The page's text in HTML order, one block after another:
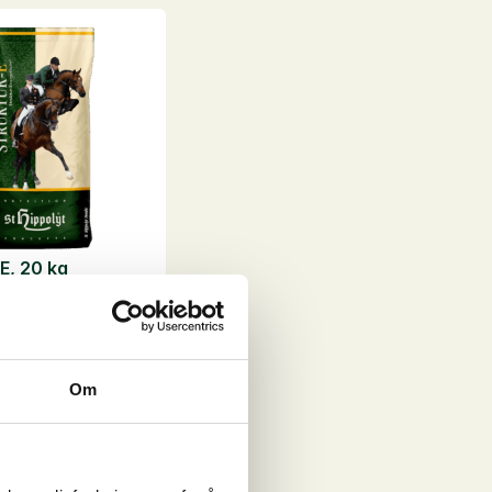
Om
20 kg